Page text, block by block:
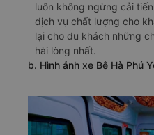
luôn không ngừng cải
dịch vụ chất lượng cho
lại cho du khách những
hài lòng nhất.
b. Hình ảnh xe Bê Hà Phú